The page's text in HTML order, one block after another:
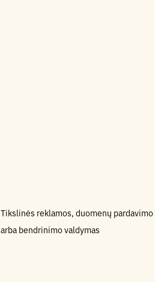
Tikslinės reklamos, duomenų pardavimo
arba bendrinimo valdymas